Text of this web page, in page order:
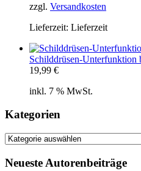
zzgl. Versandkosten
Lieferzeit: Lieferzeit
Schilddrüsen-
19,99 €
inkl. 7 % MwSt.
Kategorien
Kategorien
Neueste Autorenbeiträge